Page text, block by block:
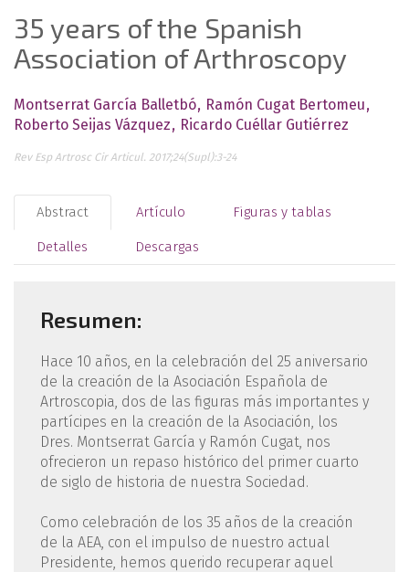
35 years of the Spanish
Association of Arthroscopy
Montserrat García Balletbó
Ramón Cugat Bertomeu
Roberto Seijas Vázquez
Ricardo Cuéllar Gutiérrez
Rev Esp Artrosc Cir Articul. 2017;24(Supl):3-24
Abstract Artículo Figuras y tablas
Detalles Descargas
Resumen:
Hace 10 años, en la celebración del 25 aniversario
de la creación de la Asociación Española de
Artroscopia, dos de las figuras más importantes y
partícipes en la creación de la Asociación, los
Dres. Montserrat García y Ramón Cugat, nos
ofrecieron un repaso histórico del primer cuarto
de siglo de historia de nuestra Sociedad.
Como celebración de los 35 años de la creación
de la AEA, con el impulso de nuestro actual
Presidente, hemos querido recuperar aquel